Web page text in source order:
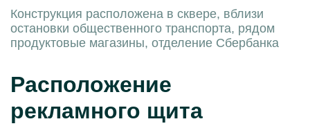
Конструкция расположена в сквере, вблизи
остановки общественного транспорта, рядом
продуктовые магазины, отделение Сбербанка
Расположение
рекламного щита